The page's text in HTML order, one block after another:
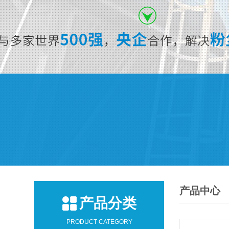
产品分类
PRODUCT CATEGORY
产品中心